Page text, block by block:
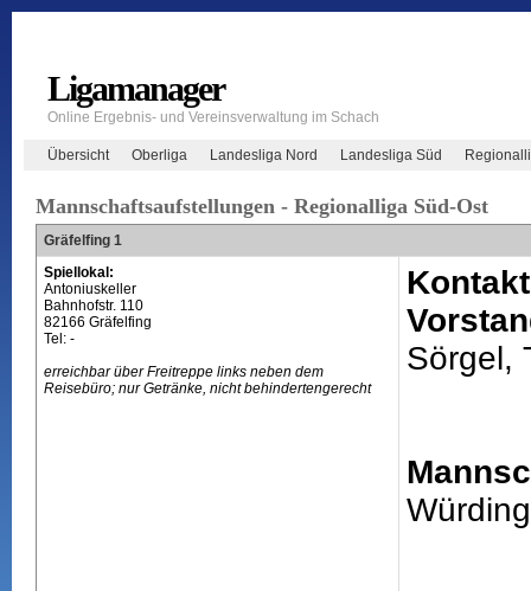
Ligamanager
Online Ergebnis- und Vereinsverwaltung im Schach
Übersicht Oberliga Landesliga Nord Landesliga Süd
Mannschaftsaufstellungen - Regionalliga Süd-Ost
Gräfelfing 1
Spiellokal:
Antoniuskeller
Bahnhofstr. 110
82166 Gräfelfing
Tel: -
erreichbar über Freitreppe links neben dem
Reisebüro; nur Getränke, nicht behindertengerecht
Sörgel,